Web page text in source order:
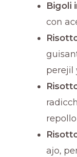
Bigoli
con
perejil
ajo,